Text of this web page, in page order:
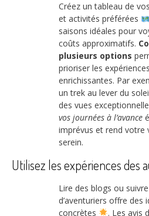
Créez un tableau de
et activités préférées
saisons idéales pour
coûts approximatifs.
plusieurs options
prioriser les
enrichissantes. Par
un trek au lever du
des vues
vos journées à l’avance
imprévus et rend votre
serein.
Utilisez les expériences des
Lire des blogs ou
d’aventuriers offre des
concrètes
. Les avis